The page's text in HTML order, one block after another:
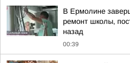
В Ермолине
ремонт школы,
назад
00:39